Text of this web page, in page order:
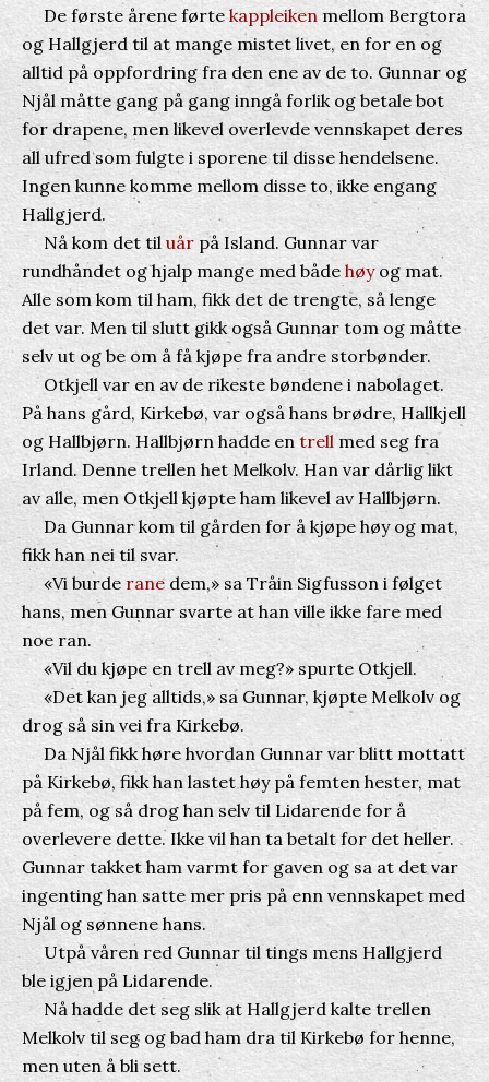
De første årene førtekappleiken mellom Bergtora
og Hallgjerd til at mange mistet livet, en for en og
alltid på oppfordring fra den ene av de to. Gunnar og
Njål måtte gang på gang inngå forlik og betale bot
for drapene, men likevel overlevde vennskapet deres
all ufred som fulgte i sporene til disse hendelsene.
Ingen kunne komme mellom disse to, ikke engang
Hallgjerd.
Nå kom det tiluår på Island. Gunnar var
rundhåndet og hjalp mange med både høyog mat.
Alle som kom til ham, fikk det de trengte, så lenge
det var. Men til slutt gikk også Gunnar tom og måtte
selv ut og be om å få kjøpe fra andre storbønder.
Otkjell var en av de rikeste bøndene i nabolaget.
På hans gård, Kirkebø, var også hans brødre, Hallkjell
og Hallbjørn. Hallbjørn hadde entrellmed seg fra
Irland. Denne trellen het Melkolv. Han var dårlig likt
av alle, men Otkjell kjøpte ham likevel av Hallbjørn.
Da Gunnar kom til gården for å kjøpe høy og mat,
fikk han nei til svar.
«Vi burde rane dem,» sa Tråin Sigfusson i følget
hans, men Gunnar svarte at han ville ikke fare med
noe ran.
«Vil du kjøpe en trell av meg?» spurte Otkjell.
«Det kan jeg alltids,» sa Gunnar, kjøpte Melkolv og
drog så sin vei fra Kirkebø.
Da Njål fikk høre hvordan Gunnar var blitt mottatt
på Kirkebø, fikk han lastet høy på femten hester, mat
på fem, og så drog han selv til Lidarende for å
overlevere dette. Ikke vil han ta betalt for det heller.
Gunnar takket ham varmt for gaven og sa at det var
ingenting han satte mer pris på enn vennskapet med
Njål og sønnene hans.
Utpå våren red Gunnar til tings mens Hallgjerd
ble igjen på Lidarende.
Nå hadde det seg slik at Hallgjerd kalte trellen
Melkolv til seg og bad ham dra til Kirkebø for henne,
men uten å bli sett.